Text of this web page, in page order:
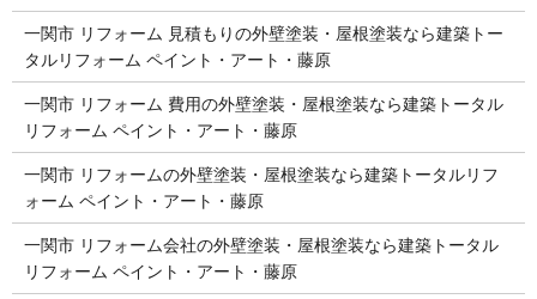
一関市 リフォーム 見積もりの外壁塗装・屋根塗装なら建築トー
タルリフォーム ペイント・アート・藤原
一関市 リフォーム 費用の外壁塗装・屋根塗装なら建築トータル
リフォーム ペイント・アート・藤原
一関市 リフォームの外壁塗装・屋根塗装なら建築トータルリフ
ォーム ペイント・アート・藤原
一関市 リフォーム会社の外壁塗装・屋根塗装なら建築トータル
リフォーム ペイント・アート・藤原